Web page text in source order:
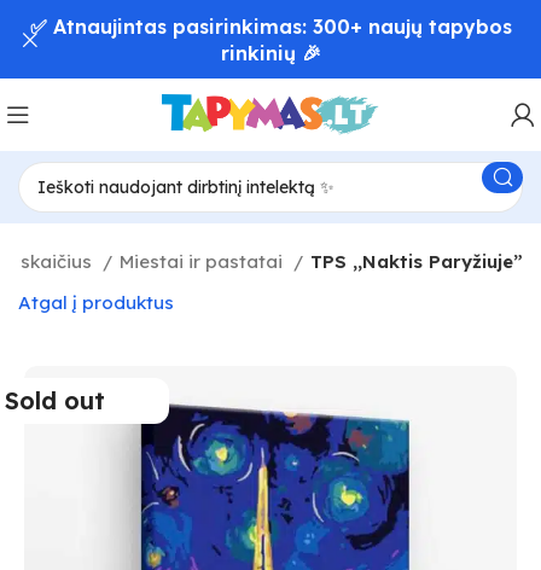
skaičius Miestai ir pastatai
TPS ,,Naktis Paryžiuje”
Atgal į produktus
Sold out
✅ Atnaujintas pasirinkimas: 300+ naujų tapybos
rinkinių 🎉